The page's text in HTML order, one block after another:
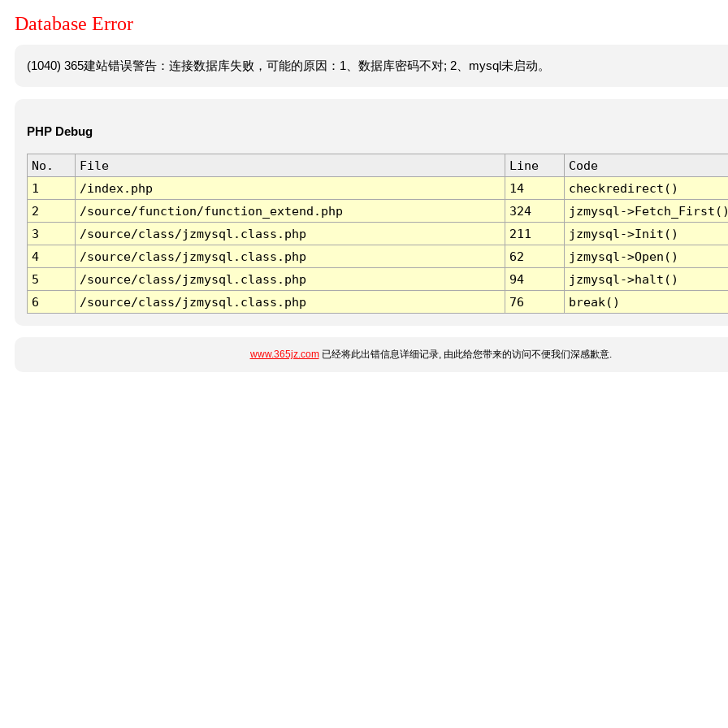
Database Error
(1040) 365建站错误警告：连接数据库失败，可能的原因：1、数据库密码不对; 2、mysql未启动。
PHP Debug
No. File Line
Code
1
/index.php 14
checkredirect()
2
/source/function/function_extend.php 324
jzmysql-
3
/source/class/jzmysql.class.php 211
jzmysql->Init()
4
/source/class/jzmysql.class.php 62
jzmysql->Open()
5
/source/class/jzmysql.class.php 94
jzmysql->halt()
6
/source/class/jzmysql.class.php 76 break()
www.365jz.com已经将此出错信息详细记录, 由此给您带来的访问不便我们深感歉意.